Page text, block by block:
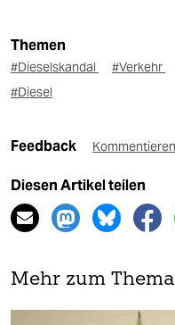
Themen
#Dieselskandal #Verkehr
#Diesel
Feedback Kommentieren
Diesen Artikel teilen
Mehr zum Thema